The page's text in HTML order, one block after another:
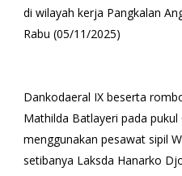
di wilayah kerja Pangkalan
Rabu (05/11/2025)
Dankodaeral IX beserta
Mathilda Batlayeri pada pukul
menggunakan pesawat sipil
setibanya Laksda Hanarko